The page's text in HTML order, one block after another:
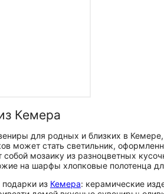
Кемера
для родных и близких в
может стать светильник,
собой мозаику из разноцветных
на шарфы хлопковые полотенца
подарки из Кемера: керамические